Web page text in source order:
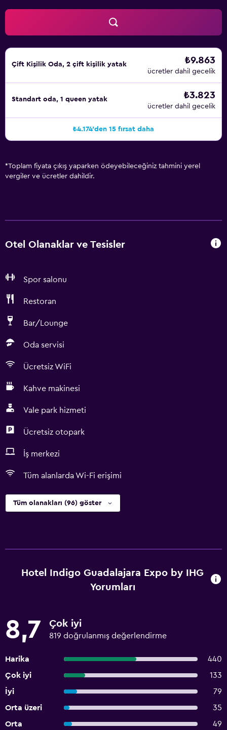
Çift ​Kişilik Oda, 2 çift kişilik yatak ₺9.863
ücretler dahil gecelik
Standart oda, 1 queen yatak ₺3.823
ücretler dahil gecelik
₺4.174'den 15 fırsat daha
*Toplam fiyata çıkış yaparken ödeyebileceğiniz tahmini yerel
vergiler ve ücretler dahildir.
Otel Olanaklar ve Tesisler
Spor salonu
Restoran
Bar/Lounge
Oda servisi
Ücretsiz WiFi
Kahve makinesi
Vale park hizmeti
Ücretsiz otopark
İş merkezi
Tüm alanlarda Wi-Fi erişimi
Tüm olanakları (96) göster
Hotel Indigo Guadalajara Expo by IHG
Yorumları
8,7 Çok iyi
819 doğrulanmış değerlendirme
Harika
440
Çok iyi
133
İyi
79
Orta üzeri
35
Orta
49